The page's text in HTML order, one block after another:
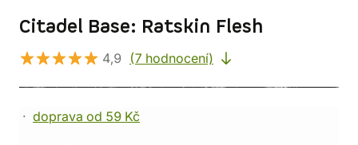
Citadel Base: Ratskin Flesh
4,9 (7 hodnocení)
doprava od 59 Kč